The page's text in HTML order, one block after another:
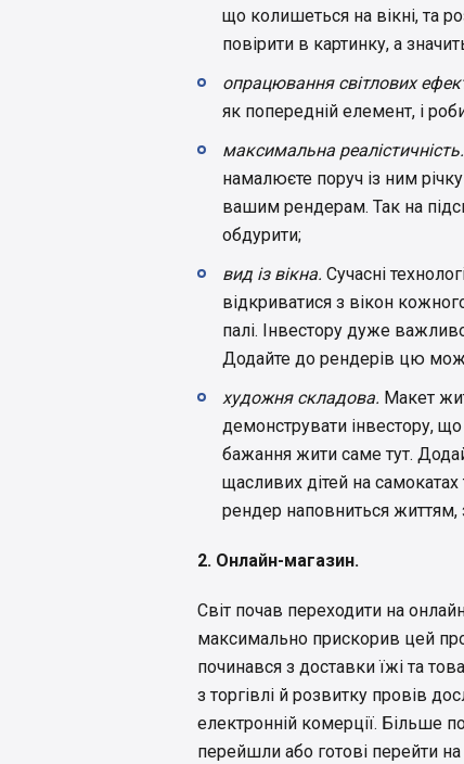
що колишеться на вікні, та
повірити в картинку, а
опрацювання світлових
як попередній елемент, і
максимальна реалістичність.
намалюєте поруч із ним
вашим рендерам. Так на
обдурити;
вид із вікна. Сучасні
відкриватися з вікон
палі. Інвестору дуже
Додайте до рендерів цю
художня складова. Макет
демонструвати інвестору,
бажання жити саме тут.
щасливих дітей на
рендер наповниться
2. Онлайн-магазин.
Світ почав переходити на
максимально прискорив цей
починався з доставки їжі та
з торгівлі й розвитку провів
електронній комерції. Більше
перейшли або готові перейти